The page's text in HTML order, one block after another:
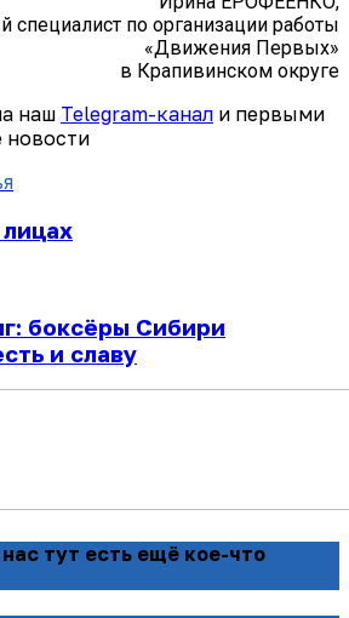
специалист по организации работы
«Движения Первых»
в Крапивинском округе
наш Telegram-канал и первыми
новости
боксёры Сибири
и славу
тут есть ещё кое-что